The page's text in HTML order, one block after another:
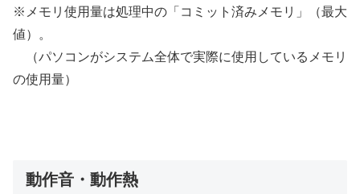
※メモリ使用量は処理中の「コミット済みメモリ」（最大
値）。
（パソコンがシステム全体で実際に使用しているメモリ
の使用量）
動作音・動作熱